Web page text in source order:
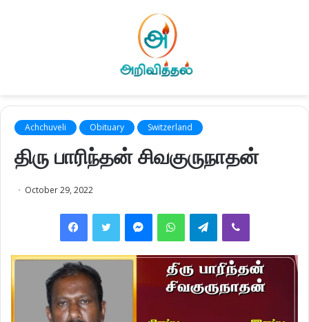
Achchuveli Obituary Switzerland
திரு பாரிந்தன் சிவகுருநாதன்
October 29, 2022
FacebookTwitter MessengerWhatsAppTelegramViber